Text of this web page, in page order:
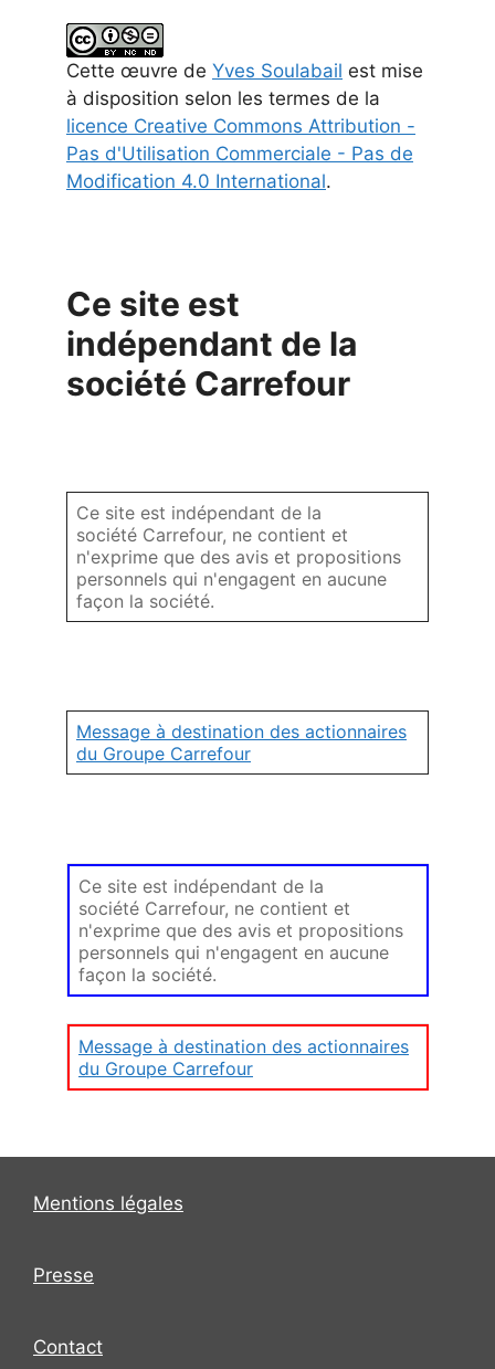
Cette œuvre de Yves Soulabail est mise
à disposition selon les termes de la
licence Creative Commons Attribution -
Pas d'Utilisation Commerciale - Pas de
Modification 4.0 International.
Ce site est
indépendant de la
société Carrefour
Ce site est indépendant de la
société Carrefour, ne contient et
n'exprime que des avis et propositions
personnels qui n'engagent en aucune
façon la société.
Message à destination des actionnaires
du Groupe Carrefour
Ce site est indépendant de la
société Carrefour, ne contient et
n'exprime que des avis et propositions
personnels qui n'engagent en aucune
façon la société.
Message à destination des actionnaires
du Groupe Carrefour
Mentions légales
Presse
Contact